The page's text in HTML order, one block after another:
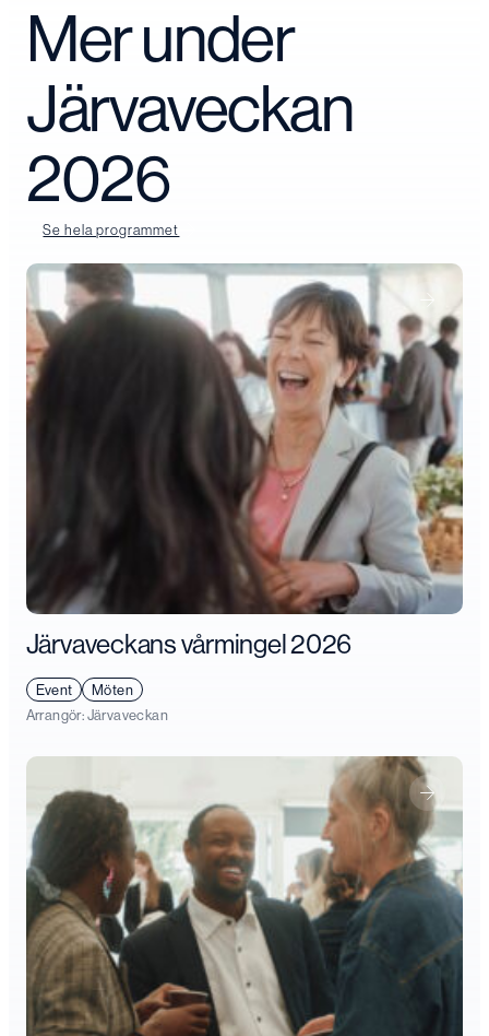
Mer under
Järvaveckan
2026
Se hela programmet
Järvaveckans vårmingel 2026
Event
Möten
Arrangör: Järvaveckan